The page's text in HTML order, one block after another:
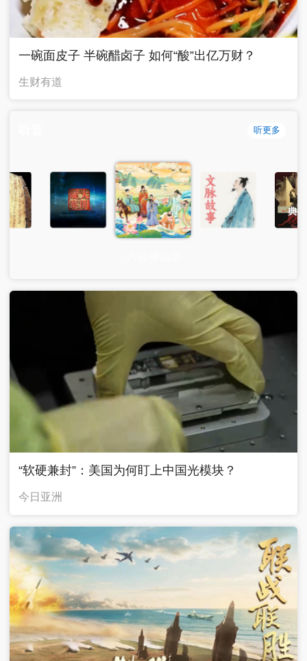
一碗面皮子 半碗醋卤子 如何“酸”出亿万财？
生财有道
听更多
“软硬兼封”：美国为何盯上中国光模块？
今日亚洲